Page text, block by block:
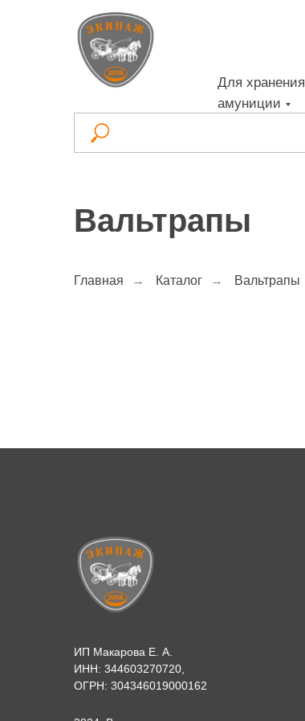
Для хранения
амуниции
Вальтрапы
Главная → Каталог → Вальтрапы
ИП Макарова Е. А.
ИНН: 344603270720,
ОГРН: 304346019000162